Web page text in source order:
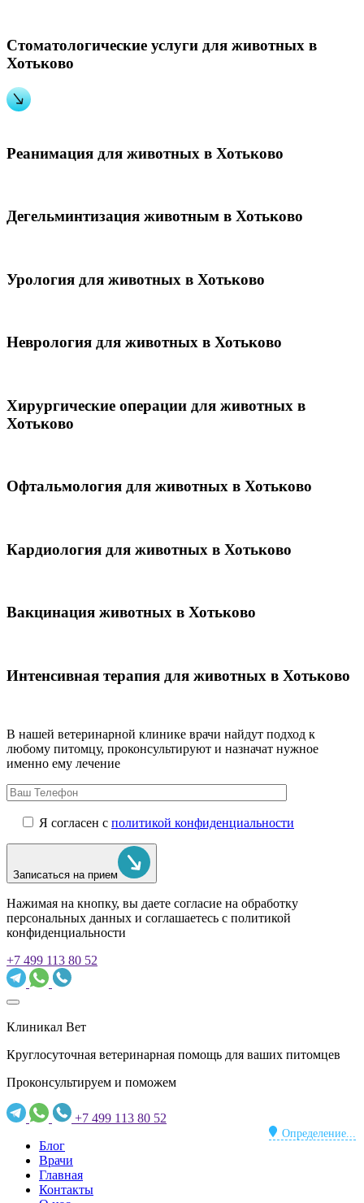
Стоматологические услуги для животных в
Хотьково
Реанимация для животных в Хотьково
Дегельминтизация животным в Хотьково
Урология для животных в Хотьково
Неврология для животных в Хотьково
Хирургические операции для животных в
Хотьково
Офтальмология для животных в Хотьково
Кардиология для животных в Хотьково
Вакцинация животных в Хотьково
Интенсивная терапия для животных в Хотьково
В нашей ветеринарной клинике врачи найдут подход к
любому питомцу, проконсультируют и назначат нужное
именно ему лечение
Я согласен с политикой конфиденциальности
Записаться на прием
Нажимая на кнопку, вы даете согласие на обработку
персональных данных и соглашаетесь c политикой
конфиденциальности
+7 499 113 80 52
Клиникал Вет
Круглосуточная ветеринарная помощь для ваших питомцев
Проконсультируем и поможем
+7 499 113 80 52
Определение...
Блог
Врачи
Главная
Контакты